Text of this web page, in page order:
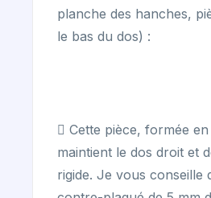
planche des hanches,
le bas du dos) :
 Cette pièce, formée
maintient le dos droit et
rigide. Je vous conseille